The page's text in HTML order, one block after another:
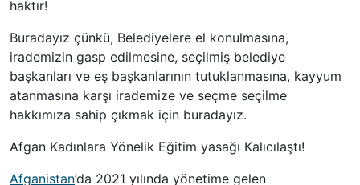
haktır!
Buradayız çünkü, Belediyelere el konulmasına,
irademizin gasp edilmesine, seçilmiş belediye
başkanları ve eş başkanlarının tutuklanmasına, kayyum
atanmasına karşı irademize ve seçme seçilme
hakkımıza sahip çıkmak için buradayız.
Afgan Kadınlara Yönelik Eğitim yasağı Kalıcılaştı!
Afganistan’da 2021 yılında yönetime gelen